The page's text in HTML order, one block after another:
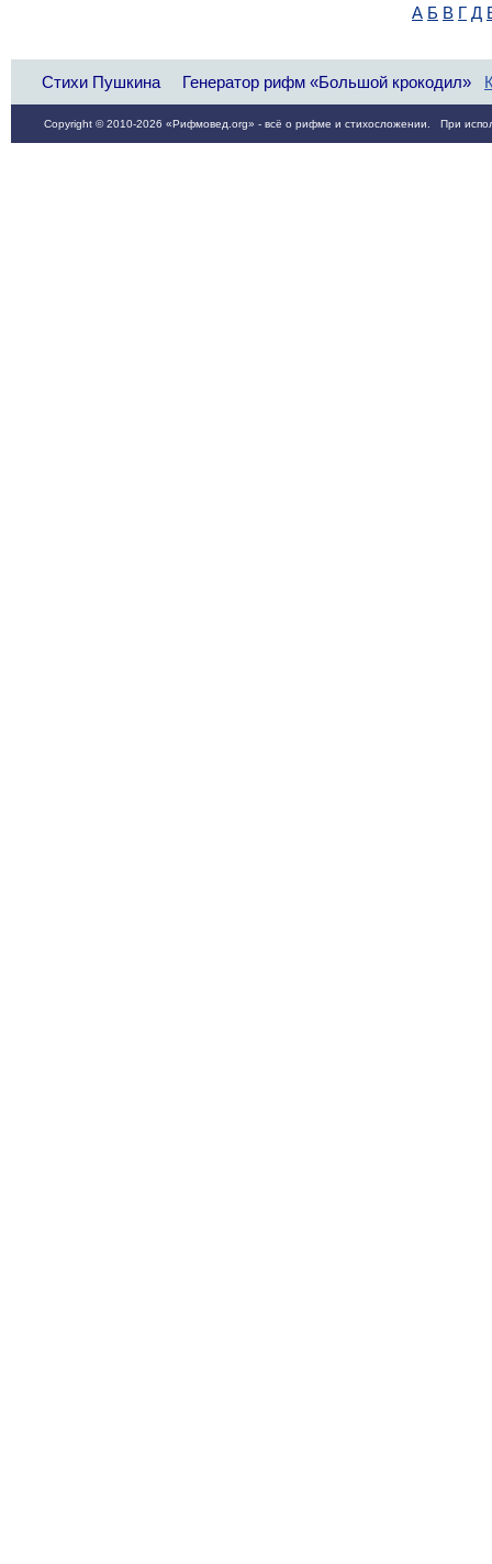
А Б В Г Д
Стихи Пушкина Генератор рифм «Большой крокодил»
Copyright © 2010-2026 «Рифмовед.org» - всё о рифме и стихосложении. При